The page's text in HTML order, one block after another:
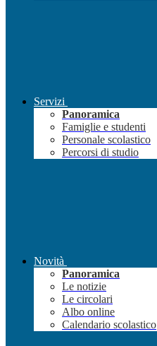
Servizi
Panoramica
Famiglie e studenti
Personale scolastico
Percorsi di studio
Novità
Panoramica
Le notizie
Le circolari
Albo online
Calendario scolastico